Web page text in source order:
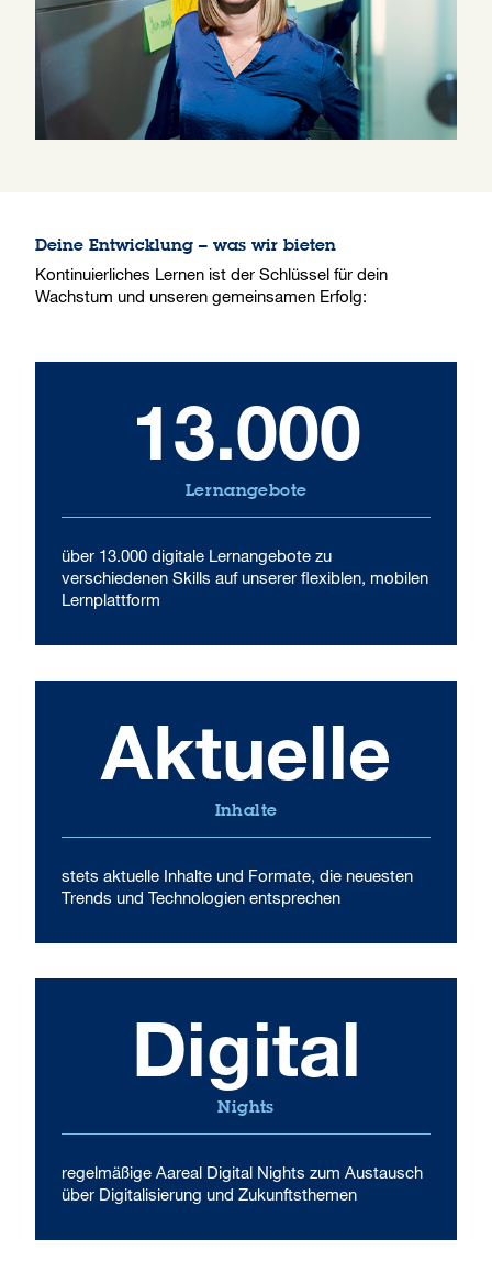
Deine Entwicklung – was wir bieten
Kontinuierliches Lernen ist der Schlüssel für dein
Wachstum und unseren gemeinsamen Erfolg:
13.000
Lernangebote
über 13.000 digitale Lernangebote zu
verschiedenen Skills auf unserer flexiblen, mobilen
Lernplattform
Aktuelle
Inhalte
stets aktuelle Inhalte und Formate, die neuesten
Trends und Technologien entsprechen
Digital
Nights
regelmäßige Aareal Digital Nights zum Austausch
über Digitalisierung und Zukunftsthemen